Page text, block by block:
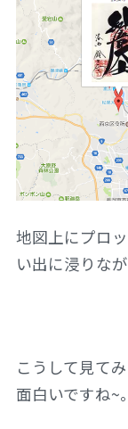
地図上にプロ
い出に浸りな
こうして見て
面白いですね~。